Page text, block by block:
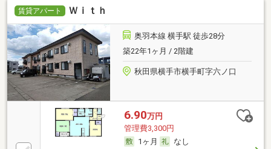
賃貸アパート Ｗｉｔｈ
奥羽本線 横手駅 徒歩28分
築22年1ヶ月 / 2階建
秋田県横手市横手町字六ノ口
6.90万円
管理費3,300円
1ヶ月
なし